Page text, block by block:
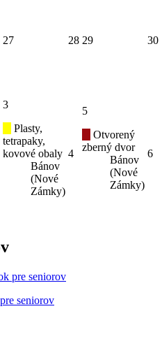
27 28 29 30
3
Plasty,
tetrapaky,
kovové obaly
Bánov
(Nové
Zámky)
4
5
Otvorený
zberný dvor
Bánov
(Nové
Zámky)
6
pre seniorov